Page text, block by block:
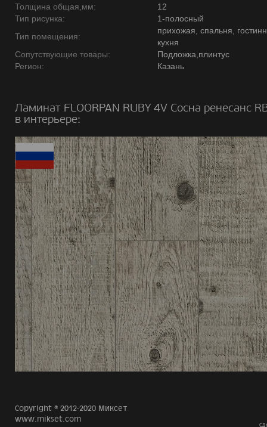
Толщина общая,мм:
12
Тип рисунка:
1-полосный
Тип помещения:
прихожая, спальня,
кухня
Сопутствующие товары:
Подложка,плинтус
Регион:
Казань
Ламинат FLOORPAN RUBY 4V Сосна ренесанс
в интерьере:
Copyright © 2012-2020 Миксет
www.mikset.com